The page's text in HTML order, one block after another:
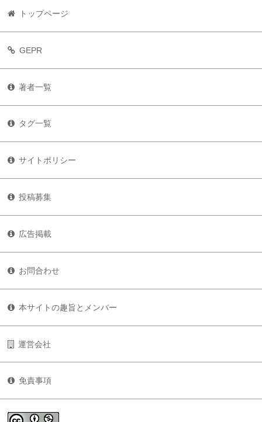
トップページ
GEPR
著者一覧
タグ一覧
サイトポリシー
投稿募集
広告掲載
お問合わせ
本サイトの趣旨とメンバー
運営会社
免責事項